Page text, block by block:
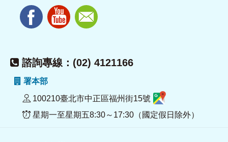
諮詢專線：(02) 4121166
署本部
100210臺北市中正區福州街15號
星期一至星期五8:30～17:30（國定假日除外）